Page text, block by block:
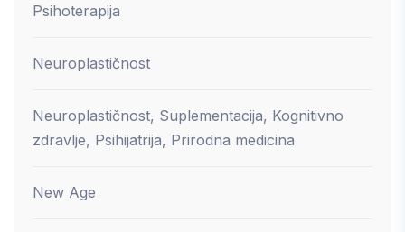
Psihoterapija
Neuroplastičnost
Neuroplastičnost, Suplementacija, Kognitivno
zdravlje, Psihijatrija, Prirodna medicina
New Age